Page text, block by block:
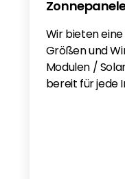
Wir bieten
Größen und
Modulen /
bereit für jede